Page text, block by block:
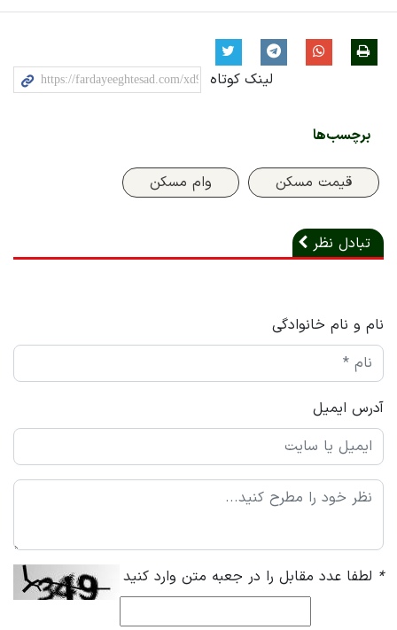
لینک کوتاه
برچسب‌ها
قیمت مسکن وام مسکن
تبادل نظر
نام و نام خانوادگی
آدرس ایمیل
* لطفا عدد مقابل را در جعبه متن وارد کنید